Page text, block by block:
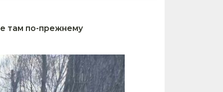
там по-прежнему